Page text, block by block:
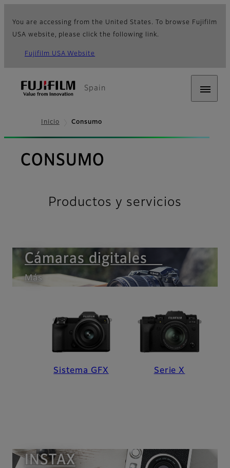
You are accessing from the United States. To browse Fujifilm
USA website, please click the following link.
Fujifilm USA Website
Spain
Inicio Consumo
CONSUMO
Productos y servicios
Cámaras digitales
Más
Sistema GFX Serie X
INSTAX